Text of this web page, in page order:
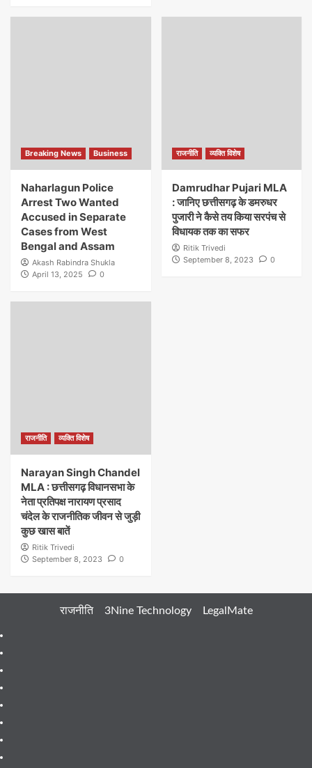
Breaking News Business
Naharlagun Police
Arrest Two Wanted
Accused in Separate
Cases from West
Bengal and Assam
Akash Rabindra Shukla
April 13, 2025
0
राजनीति व्यक्ति विशेष
Damrudhar Pujari MLA
: जानिए छत्तीसगढ़ के डमरुधर
पुजारी ने कैसे तय किया सरपंच से
विधायक तक का सफर
Ritik Trivedi
September 8, 2023
0
राजनीति व्यक्ति विशेष
Narayan Singh Chandel
MLA : छत्तीसगढ़ विधानसभा के
नेता प्रतिपक्ष नारायण प्रसाद
चंदेल के राजनीतिक जीवन से जुड़ी
कुछ खास बातें
Ritik Trivedi
September 8, 2023
0
राजनीति 3Nine Technology LegalMate